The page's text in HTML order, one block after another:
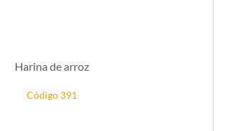
Harina de arroz
Código 391